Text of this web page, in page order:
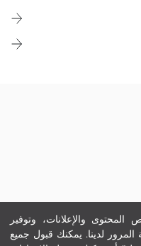
والإعلانات، وتوفير
لدينا. يمكنك قبول جميع
بولو، مصنوع من قماش